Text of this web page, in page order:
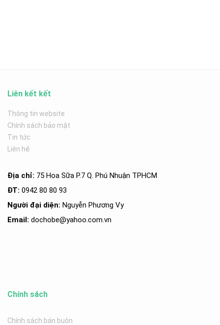
Liên kết kết
Thông tin website
Chính sách bảo mật
Tin tức
Liên hệ
Địa chỉ: 75 Hoa Sữa P.7 Q. Phú Nhuận TPHCM
ĐT: 0942 80 80 93
Người đại diện: Nguyễn Phương Vy
Email: dochobe@yahoo.com.vn
Chính sách
Chính sách bán buôn